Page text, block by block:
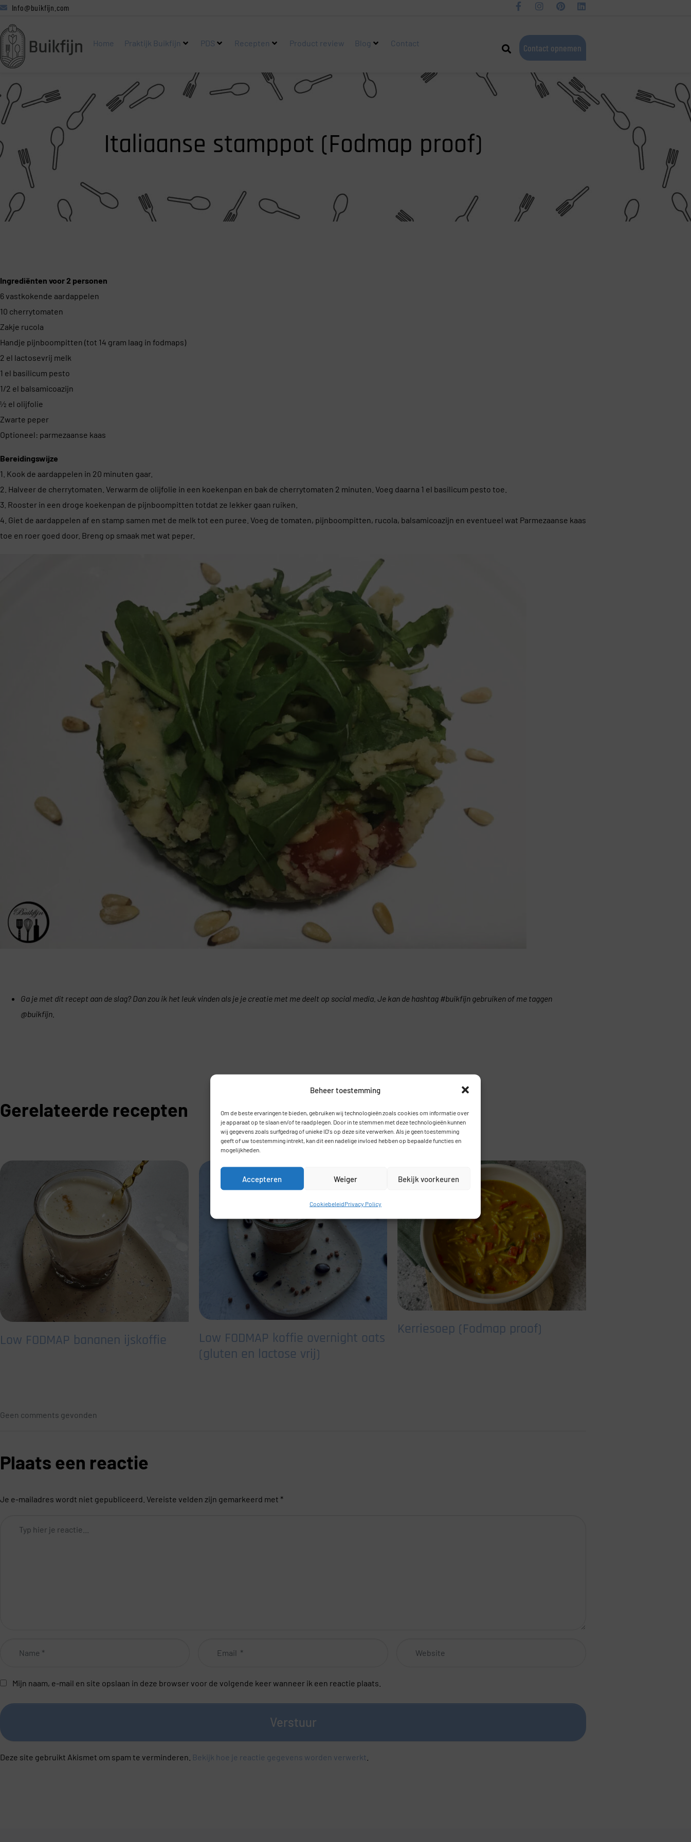
Beheer toestemming
Om de beste ervaringen te bieden, gebruiken wij technologieën zoals cookies om informatie over
je apparaat op te slaan en/of te raadplegen. Door in te stemmen met deze technologieën kunnen
wij gegevens zoals surfgedrag of unieke ID's op deze site verwerken. Als je geen toestemming
geeft of uw toestemming intrekt, kan dit een nadelige invloed hebben op bepaalde functies en
mogelijkheden.
Accepteren Weiger Bekijk voorkeuren
CookiebeleidPrivacy Policy
Info@buikfijn.com
Home Praktijk Buikfijn PDS Recepten Product review Blog Contact Contact opnemen
Italiaanse stamppot (Fodmap proof)
Ingrediënten voor 2 personen
6 vastkokende aardappelen
10 cherrytomaten
Zakje rucola
Handje pijnboompitten (tot 14 gram laag in fodmaps)
2 el lactosevrij melk
1 el basilicum pesto
1/2 el balsamicoazijn
½ el olijfolie
Zwarte peper
Optioneel: parmezaanse kaas
Bereidingswijze
1. Kook de aardappelen in 20 minuten gaar.
2. Halveer de cherrytomaten. Verwarm de olijfolie in een koekenpan en bak de cherrytomaten 2 minuten. Voeg daarna 1 el basilicum pesto toe.
3. Rooster in een droge koekenpan de pijnboompitten totdat ze lekker gaan ruiken.
4. Giet de aardappelen af en stamp samen met de melk tot een puree. Voeg de tomaten, pijnboompitten, rucola, balsamicoazijn en eventueel wat Parmezaanse kaas
toe en roer goed door. Breng op smaak met wat peper.
Ga je met dit recept aan de slag? Dan zou ik het leuk vinden als je je creatie met me deelt op social media. Je kan de hashtag #buikfijn gebruiken of me taggen
@buikfijn.
Gerelateerde recepten
Low FODMAP bananen ijskoffie
Low FODMAP koffie overnight oats
(gluten en lactose vrij)
Kerriesoep (Fodmap proof)
Geen comments gevonden
Plaats een reactie
Je e-mailadres wordt niet gepubliceerd. Vereiste velden zijn gemarkeerd met *
Mijn naam, e-mail en site opslaan in deze browser voor de volgende keer wanneer ik een reactie plaats.
Verstuur
Deze site gebruikt Akismet om spam te verminderen. Bekijk hoe je reactie gegevens worden verwerkt